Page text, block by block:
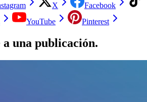
X
Facebook
YouTube Pinterest
a una publicación.